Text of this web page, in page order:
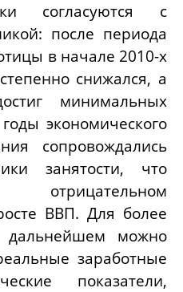
согласуются с
после периода
в начале 2010-х
снижался, а
минимальных
экономического
сопровождались
занятости, что
ВВП. Для более
дальнейшем можно
заработные
показатели,